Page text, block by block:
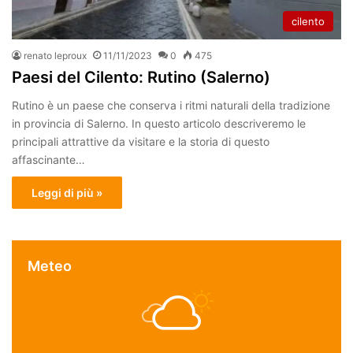
cilento
renato leproux 11/11/2023 0 475
Paesi del Cilento: Rutino (Salerno)
Rutino è un paese che conserva i ritmi naturali della tradizione
in provincia di Salerno. In questo articolo descriveremo le
principali attrattive da visitare e la storia di questo
affascinante…
Leggi di più »
Meteo